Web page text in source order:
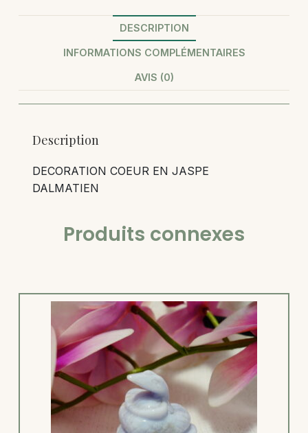
DESCRIPTION
INFORMATIONS COMPLÉMENTAIRES
AVIS (0)
Description
DECORATION COEUR EN JASPE
DALMATIEN
Produits connexes